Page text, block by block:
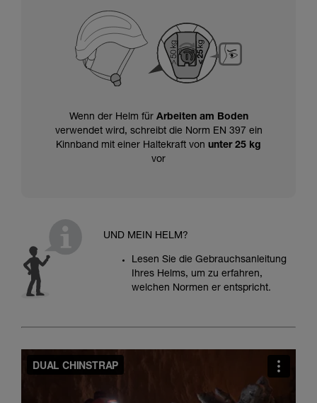
Wenn der Helm für Arbeiten am Boden
verwendet wird, schreibt die Norm EN 397 ein
Kinnband mit einer Haltekraft von unter 25 kg
vor
UND MEIN HELM?
Lesen Sie die Gebrauchsanleitung
Ihres Helms, um zu erfahren,
welchen Normen er entspricht.